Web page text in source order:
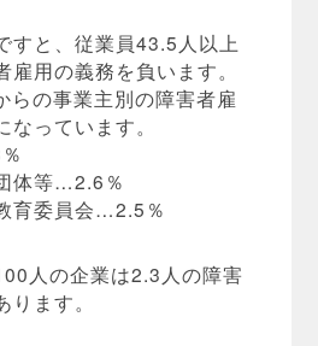
すと、従業員43.5人以上
用の義務を負います。
らの事業主別の障害者雇
っています。
体等…2.6％
育委員会…2.5％
人の企業は2.3人の障害
ます。